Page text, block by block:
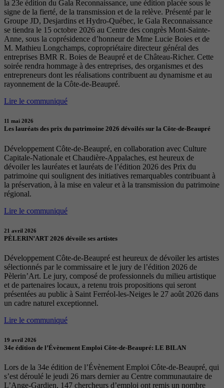
la 23e édition du Gala Reconnaissance, une édition placée sous le
signe de la fierté, de la transmission et de la relève. Présenté par le
Groupe JD, Desjardins et Hydro-Québec, le Gala Reconnaissance
se tiendra le 15 octobre 2026 au Centre des congrès Mont-Sainte-
Anne, sous la coprésidence d’honneur de Mme Lucie Boies et de
M. Mathieu Longchamps, copropriétaire directeur général des
entreprises BMR R. Boies de Beaupré et de Château-Richer. Cette
soirée rendra hommage à des entreprises, des organismes et des
entrepreneurs dont les réalisations contribuent au dynamisme et au
rayonnement de la Côte-de-Beaupré.
Lire le communiqué
11 mai 2026
Les lauréats des prix du patrimoine 2026 dévoilés sur la Côte-de-Beaupré
Développement Côte-de-Beaupré, en collaboration avec Culture
Capitale-Nationale et Chaudière-Appalaches, est heureux de
dévoiler les lauréates et lauréats de l’édition 2026 des Prix du
patrimoine qui soulignent des initiatives remarquables contribuant à
la préservation, à la mise en valeur et à la transmission du patrimoine
régional.
Lire le communiqué
21 avril 2026
PÈLERIN’ART 2026 dévoile ses artistes
Développement Côte-de-Beaupré est heureux de dévoiler les artistes
sélectionnés par le commissaire et le jury de l’édition 2026 de
Pèlerin’Art. Le jury, composé de professionnels du milieu artistique
et de partenaires locaux, a retenu trois propositions qui seront
présentées au public à Saint Ferréol-les-Neiges le 27 août 2026 dans
un cadre naturel exceptionnel.
Lire le communiqué
19 avril 2026
34e édition de l’Évènement Emploi Côte-de-Beaupré: LE BILAN
Lors de la 34e édition de l’Évènement Emploi Côte-de-Beaupré, qui
s’est déroulé le jeudi 26 mars dernier au Centre communautaire de
L’Ange-Gardien, 147 chercheurs d’emploi ont remis un nombre